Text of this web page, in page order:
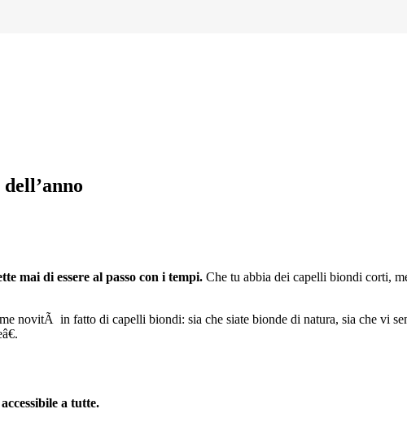
mai di essere al passo con i tempi. Che tu abbia dei capelli biondi corti,
novitÃ in fatto di capelli biondi: sia che siate bionde di natura, sia che vi
a tutte.